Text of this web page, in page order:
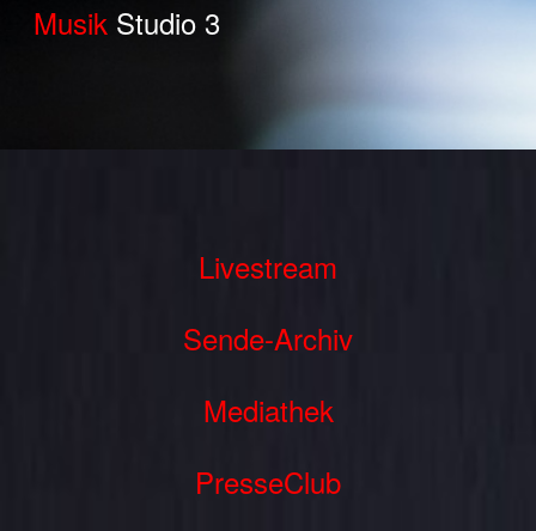
Musik Studio 3
Livestream
Sende-Archiv
Mediathek
PresseClub